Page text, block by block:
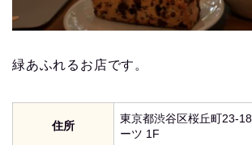
緑あふれるお店です。
住所
東京都渋谷区桜丘町23-
ーツ 1F